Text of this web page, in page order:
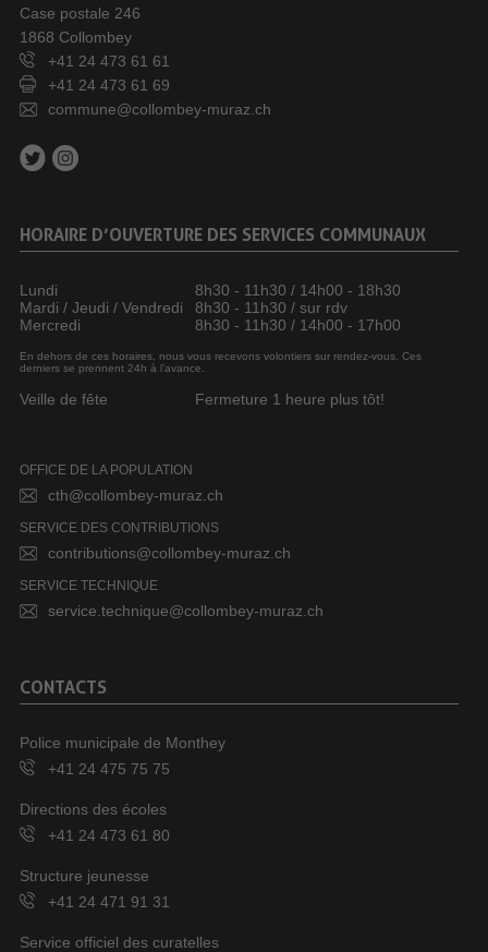
Case postale 246
1868 Collombey
+41 24 473 61 61
+41 24 473 61 69
commune@collombey-muraz.ch
HORAIRE D’OUVERTURE DES SERVICES COMMUNAUX
Lundi
8h30 - 11h30 / 14h00 - 18h30
Mardi / Jeudi / Vendredi
8h30 - 11h30 / sur rdv
Mercredi
8h30 - 11h30 / 14h00 - 17h00
En dehors de ces horaires, nous vous recevons volontiers sur rendez-vous. Ces
derniers se prennent 24h à l’avance.
Veille de fête Fermeture 1 heure plus tôt!
OFFICE DE LA POPULATION
cth@collombey-muraz.ch
SERVICE DES CONTRIBUTIONS
contributions@collombey-muraz.ch
SERVICE TECHNIQUE
service.technique@collombey-muraz.ch
CONTACTS
Police municipale de Monthey
+41 24 475 75 75
Directions des écoles
+41 24 473 61 80
Structure jeunesse
+41 24 471 91 31
Service officiel des curatelles